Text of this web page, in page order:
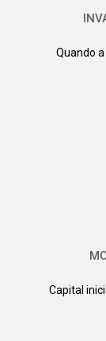
Quando
Capital